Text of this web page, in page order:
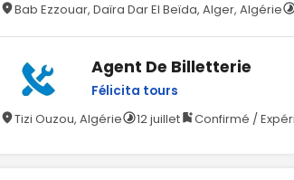
Bab Ezzouar, Daïra Dar El Beïda, Alger, Algérie
Agent De Billetterie
Félicita tours
Tizi Ouzou, Algérie
12 juillet Confirmé /